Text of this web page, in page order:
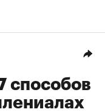
способов